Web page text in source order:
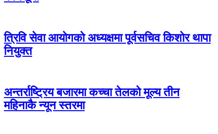
त्रिवि सेवा आयोगको अध्यक्षमा पूर्वसचिव किशोर थापा
नियुक्त
अन्तर्राष्ट्रिय बजारमा कच्चा तेलको मूल्य तीन
महिनाकै न्यून स्तरमा